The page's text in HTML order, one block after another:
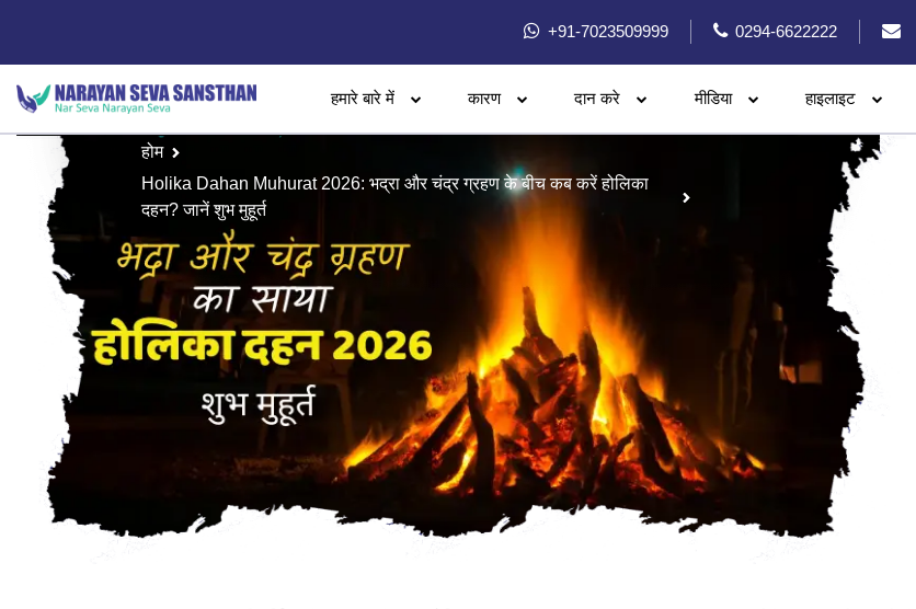
+91-7023509999 0294-6622222
हमारे बारे में कारण दान करे मीडिया हाइलाइट
होम
Holika Dahan Muhurat 2026: भद्रा और चंद्र ग्रहण के बीच कब करें होलिका
दहन? जानें शुभ मुहूर्त